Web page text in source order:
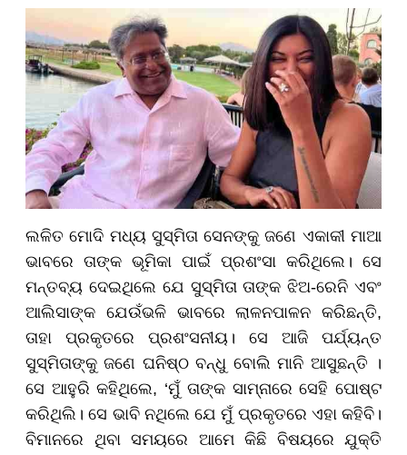
ଲଳିତ ମୋଦି ମଧ୍ୟ ସୁସ୍ମିତା ସେନଙ୍କୁ ଜଣେ ଏକାକୀ ମାଆ
ଭାବରେ ତାଙ୍କ ଭୂମିକା ପାଇଁ ପ୍ରଶଂସା କରିଥିଲେ। ସେ
ମନ୍ତବ୍ୟ ଦେଇଥିଲେ ଯେ ସୁସ୍ମିତା ତାଙ୍କ ଝିଅ-ରେନି ଏବଂ
ଆଲିସାଙ୍କ ଯେଉଁଭଳି ଭାବରେ ଲାଳନପାଳନ କରିଛନ୍ତି,
ତାହା ପ୍ରକୃତରେ ପ୍ରଶଂସନୀୟ। ସେ ଆଜି ପର୍ଯ୍ୟନ୍ତ
ସୁସ୍ମିତାଙ୍କୁ ଜଣେ ଘନିଷ୍ଠ ବନ୍ଧୁ ବୋଲି ମାନି ଆସୁଛନ୍ତି ।
ସେ ଆହୁରି କହିଥିଲେ, ‘ମୁଁ ତାଙ୍କ ସାମ୍ନାରେ ସେହି ପୋଷ୍ଟ
କରିଥିଲି। ସେ ଭାବି ନଥିଲେ ଯେ ମୁଁ ପ୍ରକୃତରେ ଏହା କହିବି।
ବିମାନରେ ଥିବା ସମୟରେ ଆମେ କିଛି ବିଷୟରେ ଯୁକ୍ତି